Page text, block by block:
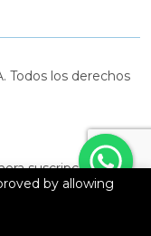
Todos los derechos
suscripción
by allowing